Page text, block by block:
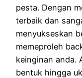
pesta. Dengan
terbaik dan
menyukseskan
memeproleh
keinginan anda.
bentuk hingga